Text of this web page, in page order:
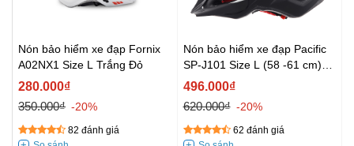
Nón bảo hiểm xe đạp Fornix
A02NX1 Size L Trắng Đỏ
280.000₫
350.000₫ -20%
82 đánh giá
Nón bảo hiểm xe đạp Pacific
SP-J101 Size L (58 -61 cm)
Đen Trắng
496.000₫
620.000₫ -20%
62 đánh giá